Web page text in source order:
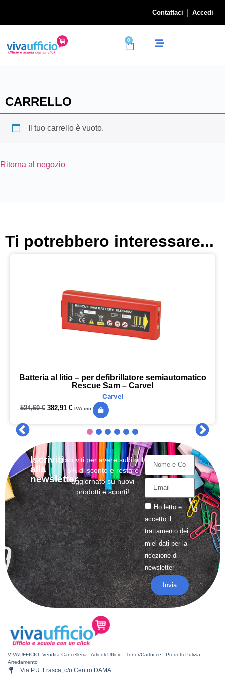
Contattaci Accedi
0
CARRELLO
Il tuo carrello è vuoto.
Ritorna al negozio
Ti potrebbero interessare...
Batteria al litio – per defibrillatore semiautomatico
Rescue Sam – Carvel
Carvel
524,60€ 382,91 € IVA inc.
Iscriviti
alla
newsletter
Iscriviti per avere subito il
5% di sconto e restare
aggiornato su nuovi
prodotti e sconti!
Ho letto e
accetto il
trattamentodei
miei dati per la
ricezione di
newsletter
Invia
VIVAUFFICIO: Vendita Cancelleria - Articoli Ufficio - Toner/Cartucce - Prodotti Pulizia -
Arredamento
Via P.U. Frasca, c/o Centro DAMA